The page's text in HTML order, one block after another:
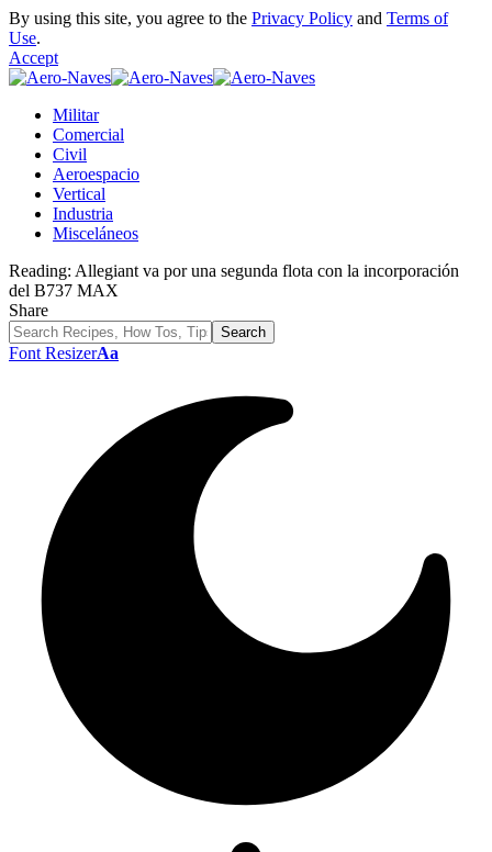
By using this site, you agree to the Privacy Policy and Terms of
Use.
Accept
Militar
Comercial
Civil
Aeroespacio
Vertical
Industria
Misceláneos
Reading: Allegiant va por una segunda flota con la incorporación
del B737 MAX
Share
Font ResizerAa